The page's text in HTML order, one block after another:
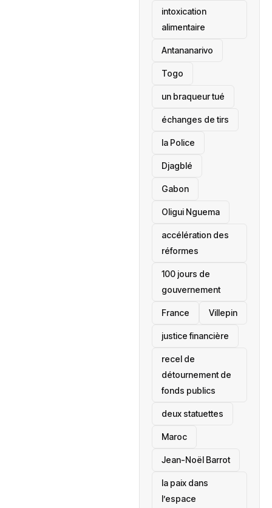
intoxication
alimentaire
Antananarivo
‎Togo
un braqueur tué
échanges de tirs
la Police
Djagblé
Gabon
Oligui Nguema
accélération des
réformes
100 jours de
gouvernement
France Villepin
justice financière
recel de
détournement de
fonds publics
deux statuettes
Maroc
Jean-Noël Barrot
la paix dans
l’espace